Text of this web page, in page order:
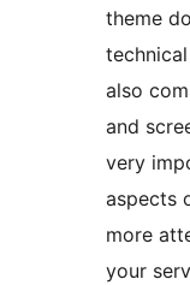
theme
also
and
very
aspects
more
your